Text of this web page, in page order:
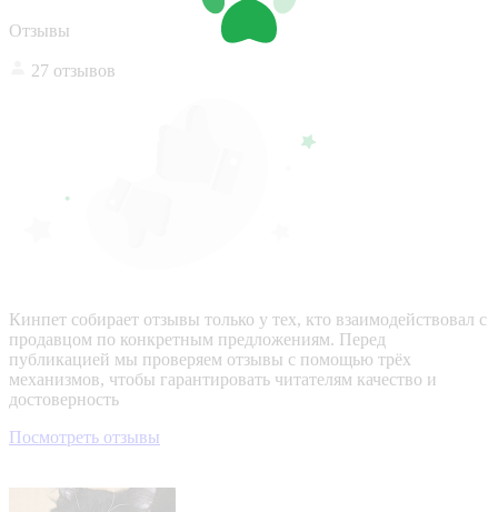
Отзывы
27 отзывов
Кинпет собирает отзывы только у тех, кто взаимодействовал с
продавцом по конкретным предложениям. Перед
публикацией мы проверяем отзывы с помощью трёх
механизмов, чтобы гарантировать читателям качество и
достоверность
Посмотреть отзывы